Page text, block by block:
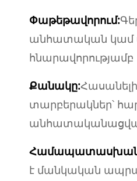
Փաթեթավորում:
անհատական կամ
հնարավորությամբ
Քանակը:
տարբերակներ՝
է մանկական